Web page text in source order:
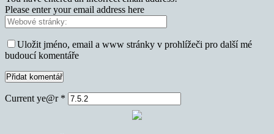
Please enter your email address here
Uložit jméno, email a www stránky v prohlížeči pro další mé
budoucí komentáře
Current ye@r *